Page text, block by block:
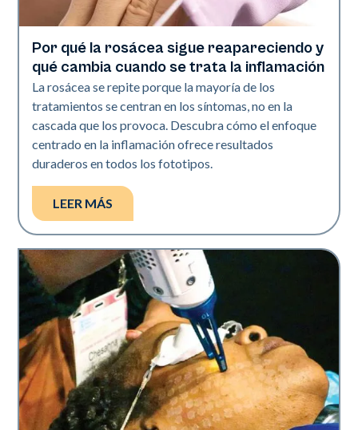
Salud de la piel
Por qué la rosácea sigue reapareciendo y
qué cambia cuando se trata la inflamación
La rosácea se repite porque la mayoría de los
tratamientos se centran en los síntomas, no en la
cascada que los provoca. Descubra cómo el enfoque
centrado en la inflamación ofrece resultados
duraderos en todos los fototipos.
LEER MÁS